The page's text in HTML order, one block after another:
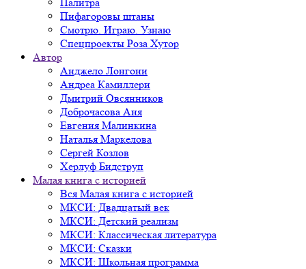
Пифагоровы штаны
Смотрю. Играю. Узнаю
Спецпроекты Роза Хутор
Автор
Анджело Лонгони
Андреа Камиллери
Дмитрий Овсянников
Доброчасова Аня
Евгения Малинкина
Наталья Маркелова
Сергей Козлов
Херлуф Бидструп
Малая книга с историей
Вся Малая книга с историей
МКСИ: Двадцатый век
МКСИ: Детский реализм
МКСИ: Классическая литература
МКСИ: Сказки
МКСИ: Школьная программа